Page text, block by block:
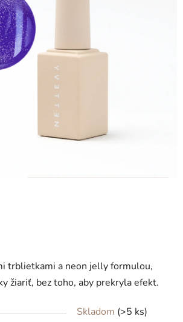
trblietkami a neon jelly formulou,
žiariť, bez toho, aby prekryla efekt.
Skladom (>5 ks)